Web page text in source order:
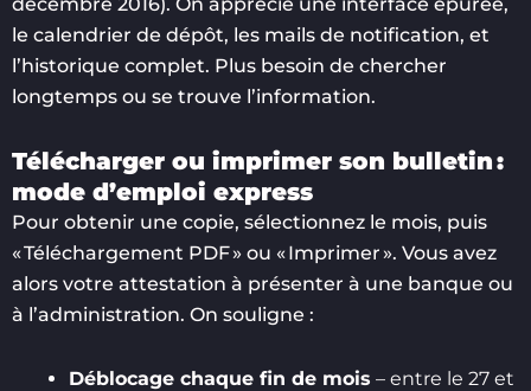
le calendrier de dépôt, les mails de notification, et
l’historique complet. Plus besoin de chercher
longtemps ou se trouve l’information.
Télécharger ou imprimer son bulletin :
mode d’emploi express
Pour obtenir une copie, sélectionnez le mois, puis
« Téléchargement PDF » ou « Imprimer ». Vous avez
alors votre attestation à présenter à une banque ou
à l’administration. On souligne :
Déblocage chaque fin de mois – entre le 27 et